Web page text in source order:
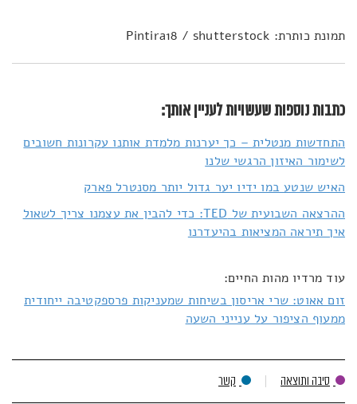
תמונת כותרת: Pintira18 / shutterstock
כתבות נוספות שעשויות לעניין אותך:
התחדשות מנטלית – כך יערנות מלמדת אותנו עקרונות חשובים
לשימור האיזון הרגשי שלנו
האיש שנטע במו ידיו יער גדול יותר מסנטרל פארק
ההרצאה השבועית של TED: כדי להבין את עצמנו צריך לשאול
איך תיראה המציאות בהיעדרנו
עוד מרדיו מהות החיים:
זום אאוט: שרי אריסון בשיחות שמעניקות פרספקטיבה ייחודית
ממעוף הציפור על ענייני השעה
סיבה ותוצאה קשר